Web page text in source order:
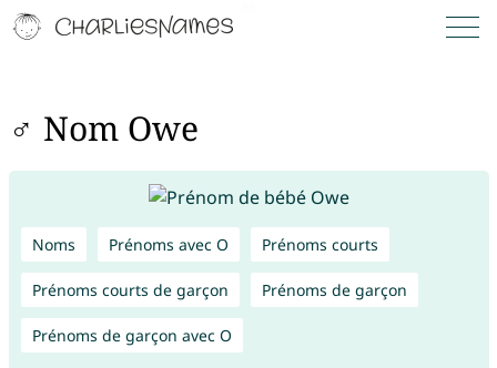
♂ Nom Owe
Noms Prénoms avec O Prénoms courts
Prénoms courts de garçon Prénoms de garçon
Prénoms de garçon avec O